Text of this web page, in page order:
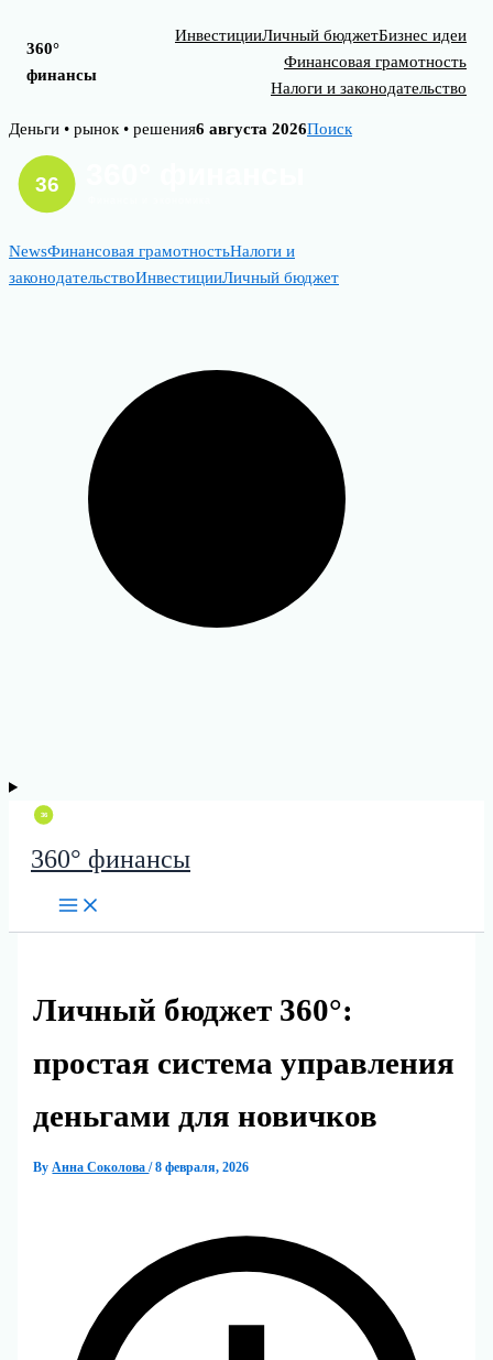
360°
финансы
ИнвестицииЛичный бюджетБизнес идеи
Финансовая грамотность
Налоги и законодательство
Skip
content
Деньги • рынок • решения6 августа 2026Поиск
NewsФинансовая грамотностьНалоги и
законодательствоИнвестицииЛичный бюджет
360° финансы
Личный бюджет 360°:
простая система управления
деньгами для новичков
By Анна Соколова/8 февраля, 2026